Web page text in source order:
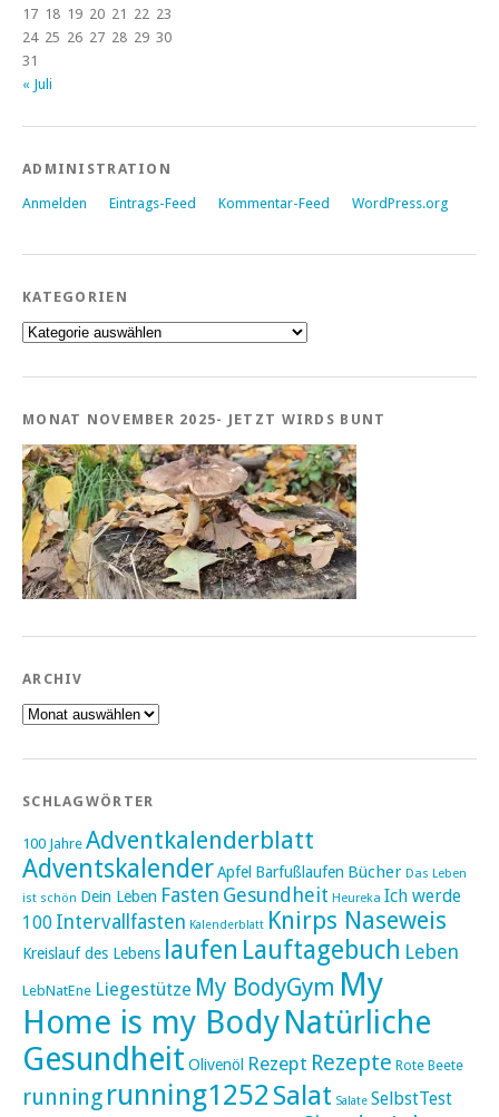
17 18 19 20 21 22 23
24 25 26 27 28 29 30
31
« Juli
ADMINISTRATION
Anmelden Eintrags-Feed Kommentar-Feed WordPress.org
KATEGORIEN
Kategorien
MONAT NOVEMBER 2025- JETZT WIRDS BUNT
ARCHIV
Archiv
SCHLAGWÖRTER
100 Jahre Adventkalenderblatt
AdventskalenderApfel Barfußlaufen Bücher Das Leben
ist schön Dein Leben Fasten Gesundheit Heureka Ich werde
100 Intervallfasten Kalenderblatt Knirps Naseweis
Kreislauf des Lebens laufen Lauftagebuch Leben
LebNatEne Liegestütze My BodyGym My
Home is my BodyNatürliche
Gesundheit Olivenöl Rezept Rezepte Rote Beete
running running1252 Salat Salate SelbstTest